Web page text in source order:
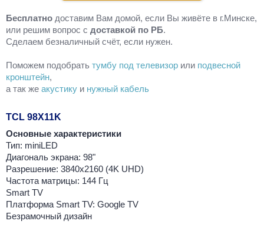
Бесплатно доставим Вам домой, если Вы живёте в г.Минске,
или решим вопрос с доставкой по РБ.
Cделаем безналичный счёт, если нужен.
Поможем подобрать тумбу под телевизор или подвесной
кронштейн,
а так же акустику и нужный кабель
TCL 98X11K
Основные характеристики
Тип: miniLED
Диагональ экрана: 98"
Разрешение: 3840x2160 (4K UHD)
Частота матрицы: 144 Гц
Smart TV
Платформа Smart TV: Google TV
Безрамочный дизайн